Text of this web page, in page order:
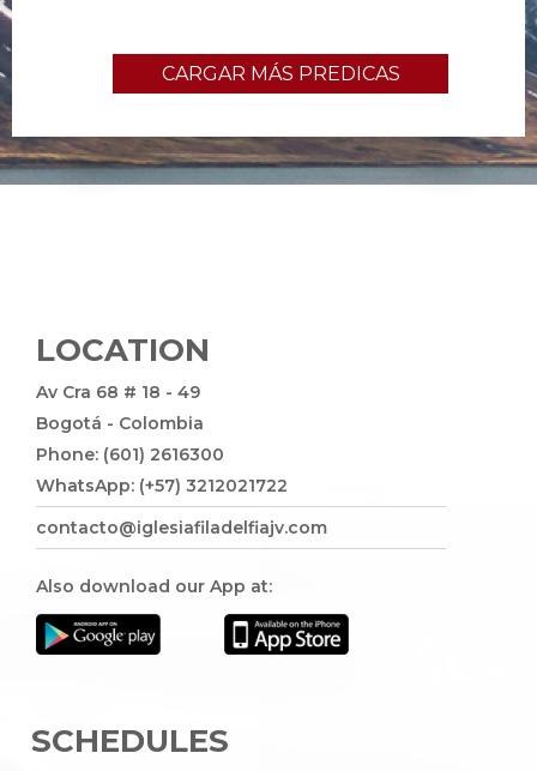
CARGAR MÁS PREDICAS
LOCATION
Av Cra 68 # 18 - 49
Bogotá - Colombia
Phone: (601) 2616300
WhatsApp: (+57) 3212021722
contacto@iglesiafiladelfiajv.com
Also download our App at:
SCHEDULES